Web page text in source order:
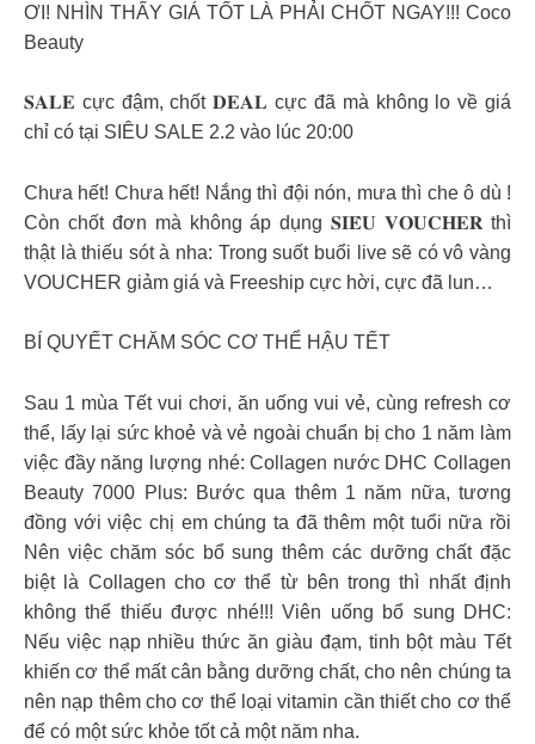
ƠI! NHÌN THẤY GIÁ TỐT LÀ PHẢI CHỐT NGAY!!! Coco
Beauty
𝐒𝐀𝐋𝐄 cực đậm, chốt 𝐃𝐄𝐀𝐋 cực đã mà không lo về giá
chỉ có tại SIÊU SALE 2.2 vào lúc 20:00
Chưa hết! Chưa hết! Nắng thì đội nón, mưa thì che ô dù !
Còn chốt đơn mà không áp dụng 𝐒𝐈𝐄̂𝐔 𝐕𝐎𝐔𝐂𝐇𝐄𝐑 thì
thật là thiếu sót à nha: Trong suốt buổi live sẽ có vô vàng
VOUCHER giảm giá và Freeship cực hời, cực đã lun…
BÍ QUYẾT CHĂM SÓC CƠ THỂ HẬU TẾT
Sau 1 mùa Tết vui chơi, ăn uống vui vẻ, cùng refresh cơ
thể, lấy lại sức khoẻ và vẻ ngoài chuẩn bị cho 1 năm làm
việc đầy năng lượng nhé: Collagen nước DHC Collagen
Beauty 7000 Plus: Bước qua thêm 1 năm nữa, tương
đồng với việc chị em chúng ta đã thêm một tuổi nữa rồi
Nên việc chăm sóc bổ sung thêm các dưỡng chất đặc
biệt là Collagen cho cơ thể từ bên trong thì nhất định
không thể thiếu được nhé!!! Viên uống bổ sung DHC:
Nếu việc nạp nhiều thức ăn giàu đạm, tinh bột màu Tết
khiến cơ thể mất cân bằng dưỡng chất, cho nên chúng ta
nên nạp thêm cho cơ thể loại vitamin cần thiết cho cơ thể
để có một sức khỏe tốt cả một năm nha.